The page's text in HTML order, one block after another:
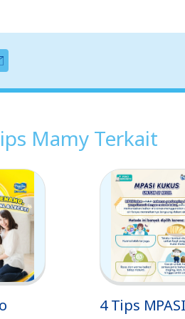
Mamy Terkait
4 Tips MPASI